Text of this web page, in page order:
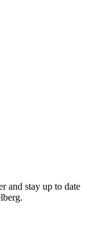
and stay up to date